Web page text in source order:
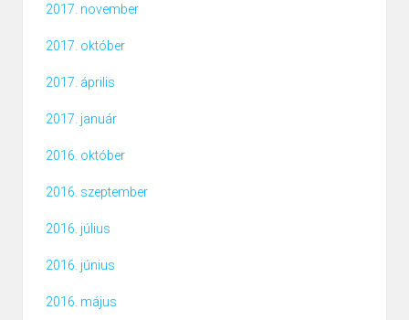
2017. november
2017. október
2017. április
2017. január
2016. október
2016. szeptember
2016. július
2016. június
2016. május